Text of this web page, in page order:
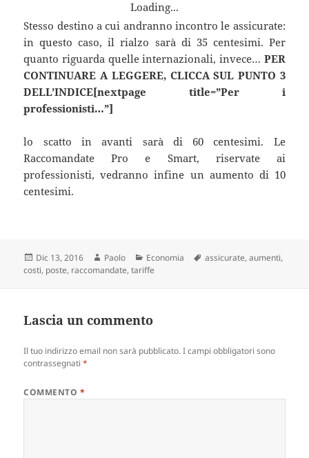
Loading...
Stesso destino a cui andranno incontro le assicurate:
in questo caso, il rialzo sarà di 35 centesimi. Per
quanto riguarda quelle internazionali, invece… PER
CONTINUARE A LEGGERE, CLICCA SUL PUNTO 3
DELL’INDICE[nextpage title=”Per i
professionisti…”]
lo scatto in avanti sarà di 60 centesimi. Le
Raccomandate Pro e Smart, riservate ai
professionisti, vedranno infine un aumento di 10
centesimi.
Scritto
il
Dic 13, 2016 Autore
Paolo Categorie
Economia Tag
assicurate,aumenti,
costi, poste, raccomandate,tariffe
Lascia un commento
Il tuo indirizzo email non sarà pubblicato. I campi obbligatori sono
contrassegnati*
COMMENTO *